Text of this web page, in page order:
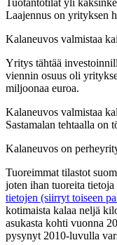
Laajennus on yrityksen
Kalaneuvos valmistaa
Yritys tähtää
viennin osuus oli
miljoonaa euroa.
Kalaneuvos valmistaa
Sastamalan tehtaalla on
Kalaneuvos on
Tuoreimmat tilastot
joten ihan tuoreita tietoja
tietojen (siirryt toiseen
kotimaista kalaa neljä
asukasta kohti vuonna
pysynyt 2010-luvulla